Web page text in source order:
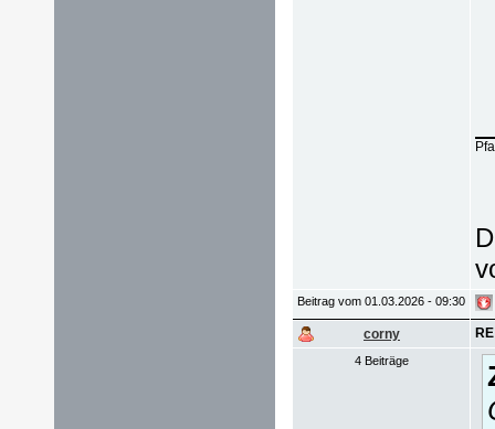
Beitrag vom 01.03.2026 - 09:30
corny
4 Beiträge